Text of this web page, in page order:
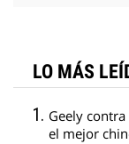
LO MÁS
Geely
el mejor